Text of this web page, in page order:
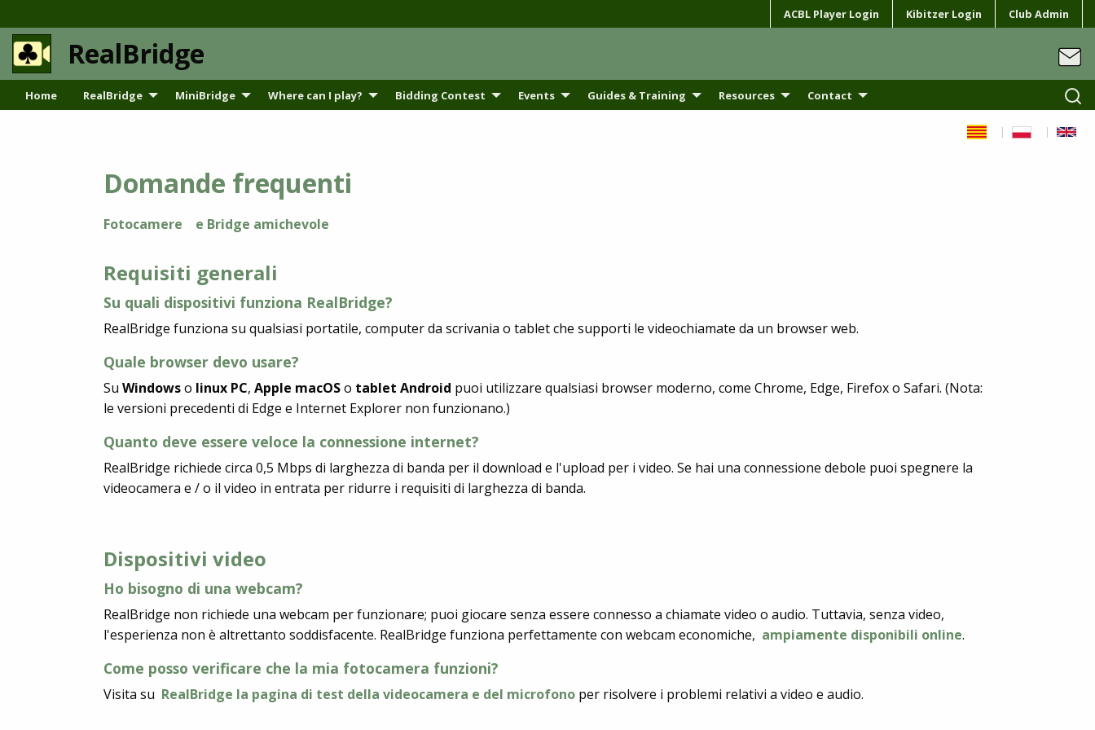
ACBL Player Login Kibitzer Login Club Admin
RealBridge
Home RealBridge MiniBridge Where can I play? Bidding Contest Events Guides & Training Resources Contact
Domande frequenti
Fotocamere e Bridge amichevole
Requisiti generali
Su quali dispositivi funziona RealBridge?
RealBridge funziona su qualsiasi portatile, computer da scrivania o tablet che supporti le videochiamate da un browser web.
Quale browser devo usare?
Su Windowso linux PC, Apple macOSo tablet Android puoi utilizzare qualsiasi browser moderno, come Chrome, Edge, Firefox o Safari. (Nota:
le versioni precedenti di Edge e Internet Explorer non funzionano.)
Quanto deve essere veloce la connessione internet?
RealBridge richiede circa 0,5 Mbps di larghezza di banda per il download e l'upload per i video. Se hai una connessione debole puoi spegnere la
videocamera e / o il video in entrata per ridurre i requisiti di larghezza di banda.
Dispositivi video
Ho bisogno di una webcam?
RealBridge non richiede una webcam per funzionare; puoi giocare senza essere connesso a chiamate video o audio. Tuttavia, senza video,
l'esperienza non è altrettanto soddisfacente. RealBridge funziona perfettamente con webcam economiche, ampiamente disponibili online.
Come posso verificare che la mia fotocamera funzioni?
Visita su RealBridge la pagina di test della videocamera e del microfonoper risolvere i problemi relativi a video e audio.